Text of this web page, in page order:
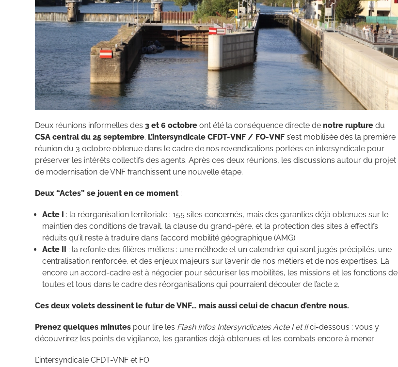
Deux réunions informelles des 3 et 6 octobre ont été la conséquence directe de notre rupture du
CSA central du 25 septembre. L’intersyndicale CFDT-VNF / FO-VNF s’est mobilisée dès la première
réunion du 3 octobre obtenue dans le cadre de nos revendications portées en intersyndicale pour
préserver les intérêts collectifs des agents. Après ces deux réunions, les discussions autour du projet
de modernisation de VNF franchissent une nouvelle étape.
Deux “Actes” se jouent en ce moment:
Acte I
: la réorganisation territoriale : 155 sites concernés, mais des garanties déjà obtenues sur le
maintien des conditions de travail, la clause du grand-père, et la protection des sites à effectifs
réduits qu’il reste à traduire dans l’accord mobilité géographique (AMG).
Acte II
: la refonte des filières métiers : une méthode et un calendrier qui sont jugés précipités, une
centralisation renforcée, et des enjeux majeurs sur l’avenir de nos métiers et de nos expertises. Là
encore un accord-cadre est à négocier pour sécuriser les mobilités, les missions et les fonctions de
toutes et tous dans le cadre des réorganisations qui pourraient découler de l’acte 2.
Ces deux volets dessinent le futur de VNF… mais aussi celui de chacun d’entre nous.
Prenez quelques minutes pour lire les Flash Infos Intersyndicales Acte I et IIci-dessous : vous y
découvrirez les points de vigilance, les garanties déjà obtenues et les combats encore à mener.
L’intersyndicale CFDT-VNF et FO